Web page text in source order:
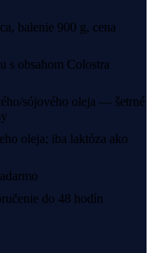
balenie 900 g, cena
s obsahom Colostra
sójového oleja — šetrné
oleja; iba laktóza ako
do 48 hodín